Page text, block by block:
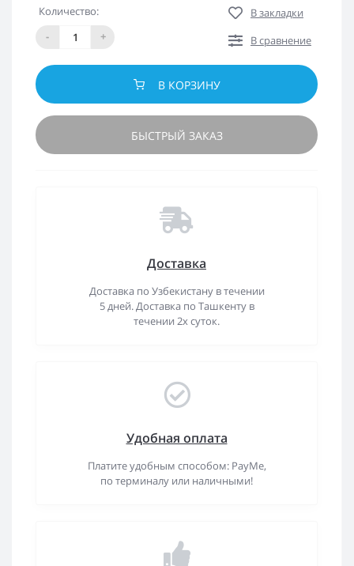
Количество:
-
+
В закладки
В сравнение
В КОРЗИНУ
БЫСТРЫЙ ЗАКАЗ
Доставка
Доставка по Узбекистану в течении
5 дней. Доставка по Ташкенту в
течении 2х суток.
Удобная оплата
Платите удобным способом: PayMe,
по терминалу или наличными!